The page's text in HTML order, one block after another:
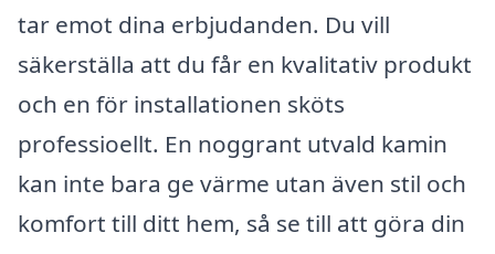
tar emot dina erbjudanden. Du vill
säkerställa att du får en kvalitativ produkt
och en för installationen sköts
professioellt. En noggrant utvald kamin
kan inte bara ge värme utan även stil och
komfort till ditt hem, så se till att göra din